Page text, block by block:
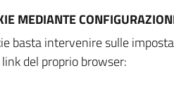
MEDIANTE
basta intervenire sulle
del proprio browser: